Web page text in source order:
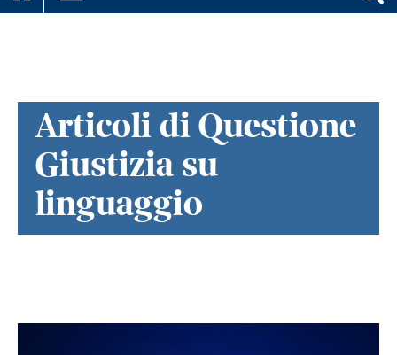
Articoli di Questione
Giustizia su
linguaggio